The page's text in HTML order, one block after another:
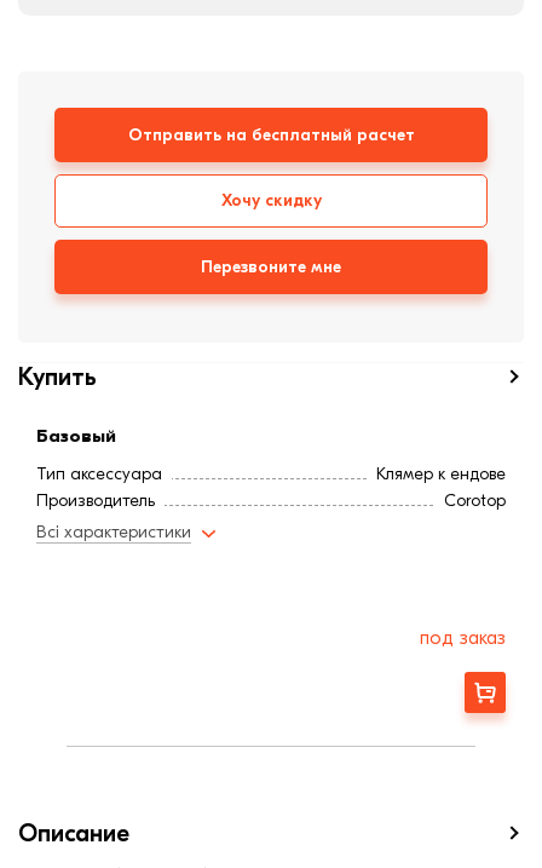
Строительные
смеси
Отправить на бесплатный расчет
Хочу скидку
Перезвоните мне
Купить
Базовый
Тип аксессуара
Клямер к ендове
Производитель
Corotop
Всі характеристики
под заказ
Заказать
Описание